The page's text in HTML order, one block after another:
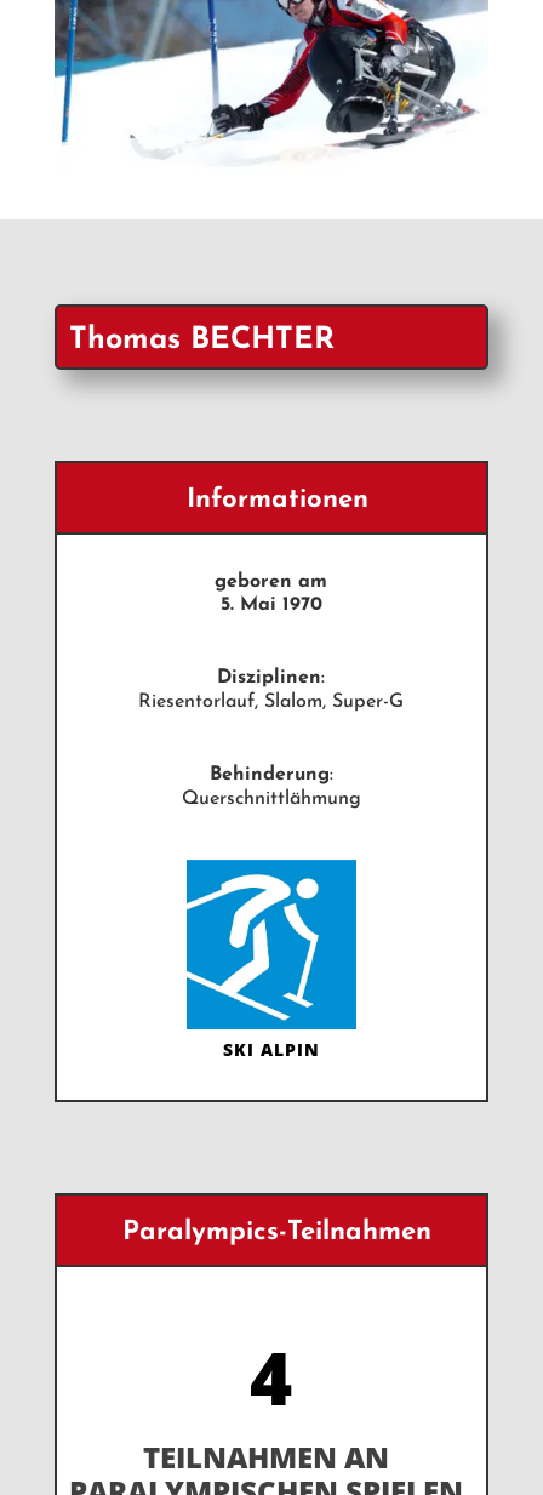
Thomas BECHTER
Informationen
geboren am
5. Mai 1970
Disziplinen:
Riesentorlauf, Slalom, Super-G
Behinderung:
Querschnittlähmung
SKI ALPIN
Paralympics-Teilnahmen
4
TEILNAHMEN AN